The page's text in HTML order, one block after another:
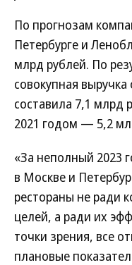
По прогнозам
Петербурге и
млрд рублей. По
совокупная
составила 7,1 млрд
2021 годом — 5,2
«За неполный 2023
в Москве и
рестораны не ради
целей, а ради их
точки зрения, все
плановые